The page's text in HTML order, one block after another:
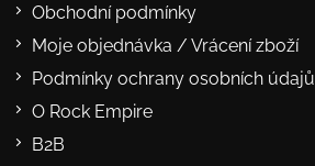
Obchodní podmínky
Moje objednávka / Vrácení zboží
Podmínky ochrany osobních údajů
O Rock Empire
B2B